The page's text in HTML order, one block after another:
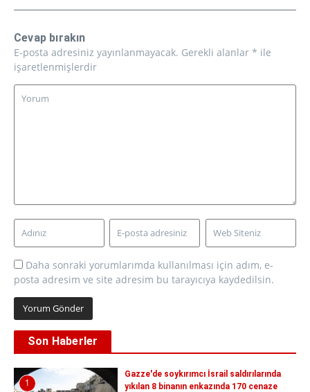
Cevap bırakın
E-posta adresiniz yayınlanmayacak. Gerekli alanlar * ile
işaretlenmişlerdir
Daha sonraki yorumlarımda kullanılması için adım, e-
posta adresim ve site adresim bu tarayıcıya kaydedilsin.
Son Haberler
1
Gazze'de soykırımcı İsrail saldırılarında
yıkılan 8 binanın enkazında 170 cenaze